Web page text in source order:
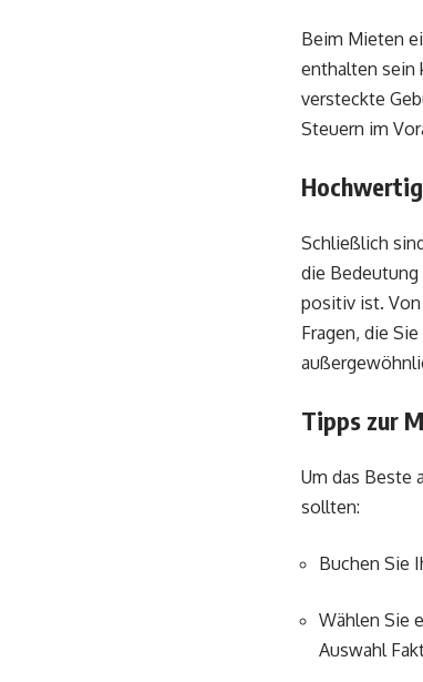
Beim Mieten
enthalten sein
versteckte
Steuern im
Schließlich
die Bedeutung
positiv ist.
Fragen, die
Tipps zur
Um das Beste
sollten:
Buchen Sie
Wählen Sie
Auswahl